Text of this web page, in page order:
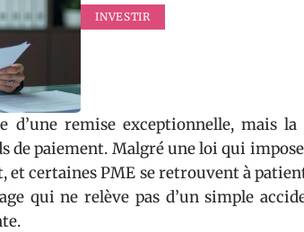
INVESTIR
d’une remise exceptionnelle, mais
de paiement. Malgré une loi qui
et certaines PME se retrouvent à
qui ne relève pas d’un simple